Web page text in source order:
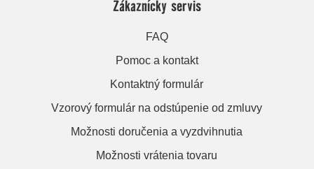
Zákaznícky servis
FAQ
Pomoc a kontakt
Kontaktný formulár
Vzorový formulár na odstúpenie od zmluvy
Možnosti doručenia a vyzdvihnutia
Možnosti vrátenia tovaru